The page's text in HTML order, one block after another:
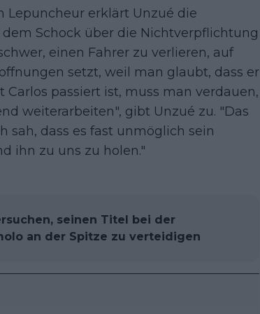
Lepuncheur erklärt Unzué die
Schock über die Nichtverpflichtung
einen Fahrer zu verlieren, auf
setzt, weil man glaubt, dass er
passiert ist, muss man verdauen,
weiterarbeiten", gibt Unzué zu. "Das
sah, dass es fast unmöglich sein
ihn zu uns zu holen."
seinen Titel bei der
an der Spitze zu verteidigen